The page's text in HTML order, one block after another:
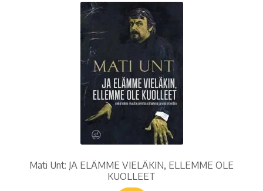
Mati Unt: JA ELÄMME VIELÄKIN, ELLEMME OLE
KUOLLEET